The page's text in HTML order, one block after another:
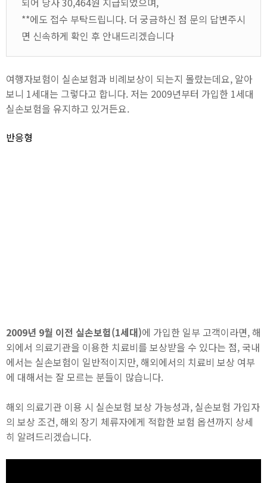
**에도 접수 부탁드립니다. 더 궁금하신 점 문의 답변주시
면 신속하게 확인 후 안내드리겠습니다
여행자보험이 실손보험과 비례보상이 되는지 몰랐는데요, 알아
보니 1세대는 그렇다고 합니다. 저는 2009년부터 가입한 1세대
실손보험을 유지하고 있거든요.
반응형
2009년 9월 이전 실손보험(1세대)에 가입한 일부 고객이라면, 해
외에서 의료기관을 이용한 치료비를 보상받을 수 있다는 점, 국내
에서는 실손보험이 일반적이지만, 해외에서의 치료비 보상 여부
에 대해서는 잘 모르는 분들이 많습니다.
해외 의료기관 이용 시 실손보험 보상 가능성과, 실손보험 가입자
의 보상 조건, 해외 장기 체류자에게 적합한 보험 옵션까지 상세
히 알려드리겠습니다.